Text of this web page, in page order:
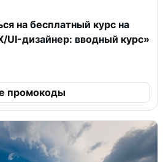
на бесплатный курс на
UI-дизайнер: вводный курс»
промокоды